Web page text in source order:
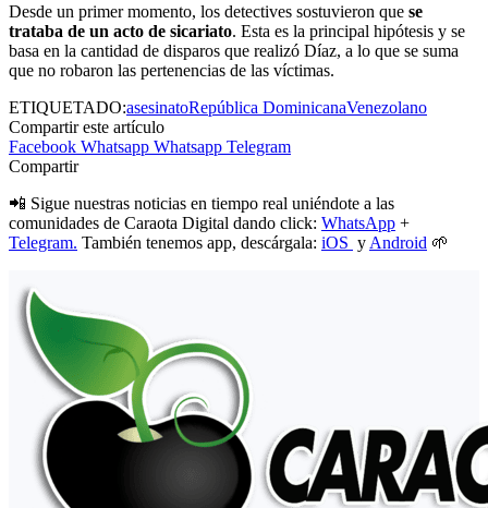
Desde un primer momento, los detectives sostuvieron que se
trataba de un acto de sicariato. Esta es la principal hipótesis y se
basa en la cantidad de disparos que realizó Díaz, a lo que se suma
que no robaron las pertenencias de las víctimas.
ETIQUETADO:asesinatoRepública DominicanaVenezolano
Compartir este artículo
Facebook Whatsapp Whatsapp Telegram
Compartir
📲 Sigue nuestras noticias en tiempo real uniéndote a las
comunidades de Caraota Digital dando click: WhatsApp +
Telegram. También tenemos app, descárgala: iOS y Android 🌱